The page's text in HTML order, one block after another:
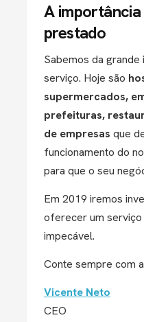
A
prestado
Sabemos da
serviço. Hoje são
supermercados,
prefeituras,
de empresas que
funcionamento do
para que o seu
Em 2019 iremos
oferecer um serviço
impecável.
Conte sempre com
Vicente Neto
CEO